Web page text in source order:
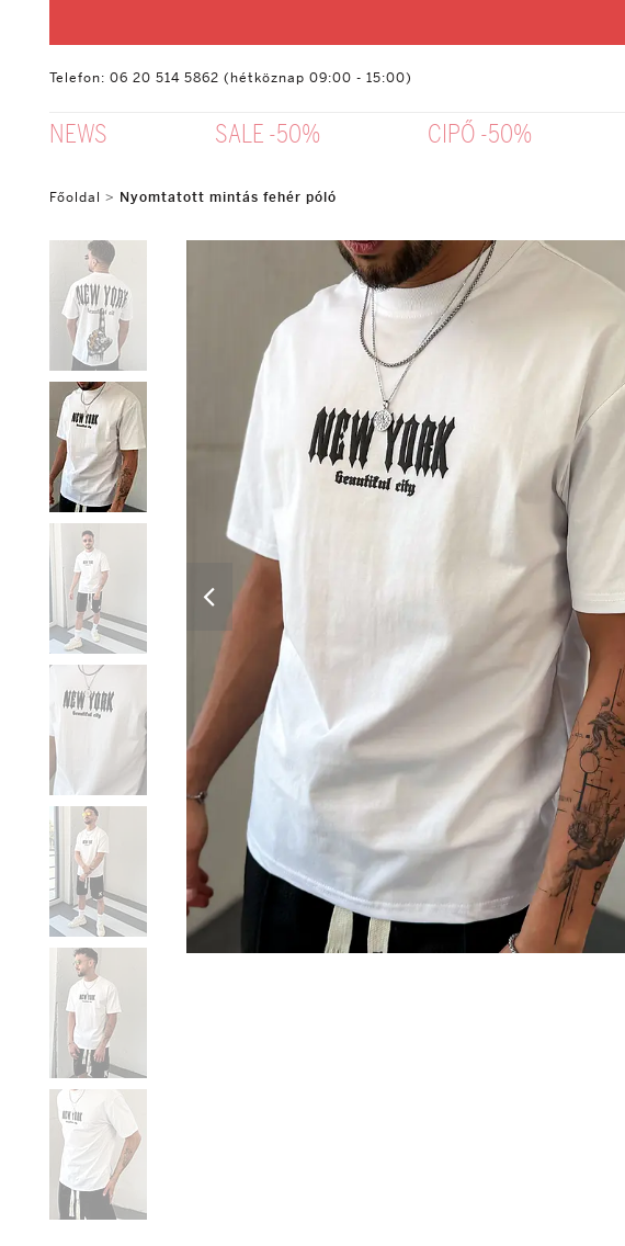
Telefon: 06 20 514 5862 (hétköznap 09:00 - 15:00)
NEWS SALE -50% CIPŐ -50%
Főoldal > Nyomtatott mintás fehér póló